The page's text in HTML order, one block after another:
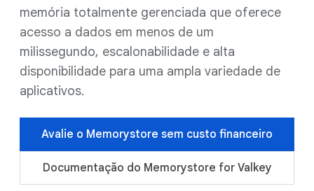
memória totalmente gerenciada que oferece
acesso a dados em menos de um
milissegundo, escalonabilidade e alta
disponibilidade para uma ampla variedade de
aplicativos.
Avalie o Memorystore sem custo financeiro
Documentação do Memorystore for Valkey